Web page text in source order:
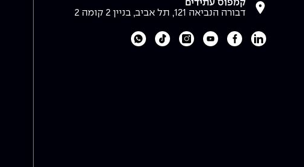
קמפוס עתידים
דבורה הנביאה 121, תל אביב, בניין 2 קומה 2
לעמוד הלינקדאין של מכללת אפקה
לעמוד הפייסבוק של מכללת אפקה
לעמוד היוטיוב של מכללת אפקה
לעמוד האינסטגרם של מכללת אפקה
לעמוד הטיקטוק של מכללת אפקה
לוואטסאפ של מכללת אפקה